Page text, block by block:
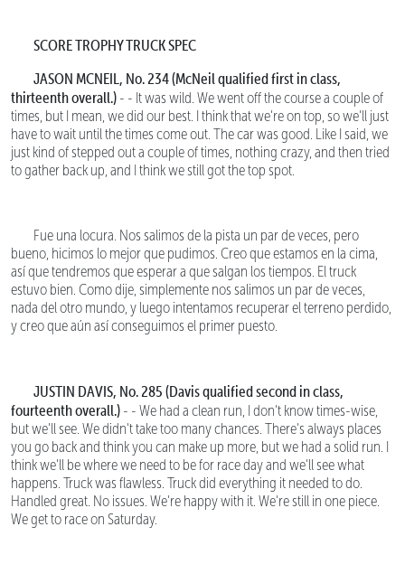
SCORE TROPHY TRUCK SPEC
JASON MCNEIL, No. 234 (McNeil qualified first in class,
thirteenth overall.) - - It was wild. We went off the course a couple of
times, but I mean, we did our best. I think that we're on top, so we'll just
have to wait until the times come out. The car was good. Like I said, we
just kind of stepped out a couple of times, nothing crazy, and then tried
to gather back up, and I think we still got the top spot.
Fue una locura. Nos salimos de la pista un par de veces, pero
bueno, hicimos lo mejor que pudimos. Creo que estamos en la cima,
así que tendremos que esperar a que salgan los tiempos. El truck
estuvo bien. Como dije, simplemente nos salimos un par de veces,
nada del otro mundo, y luego intentamos recuperar el terreno perdido,
y creo que aún así conseguimos el primer puesto.
JUSTIN DAVIS, No. 285 (Davis qualified second in class,
fourteenth overall.) - - We had a clean run, I don't know times-wise,
but we'll see. We didn't take too many chances. There's always places
you go back and think you can make up more, but we had a solid run. I
think we'll be where we need to be for race day and we'll see what
happens. Truck was flawless. Truck did everything it needed to do.
Handled great. No issues. We're happy with it. We're still in one piece.
We get to race on Saturday.